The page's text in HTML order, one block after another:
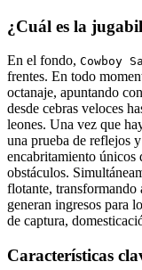
¿Cuál es la
En el fondo, Cowboy
frentes. En todo
octanaje, apuntando
desde cebras veloces
leones. Una vez que
una prueba de reflejos
encabritamiento únicos
obstáculos.
flotante, transformando
generan ingresos para
de captura,
Características